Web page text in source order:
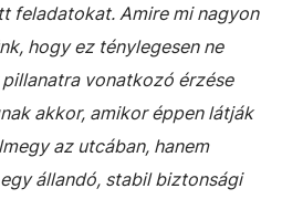
feladatokat. Amire mi nagyon
hogy ez ténylegesen ne
vonatkozó érzése
akkor, amikor éppen látják
az utcában, hanem
állandó, stabil biztonsági